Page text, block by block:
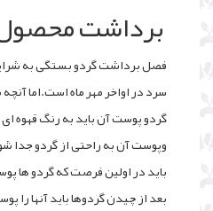
برداشت
فصل برداشت گردو بستگی به
سرد در اواخر مهر ماه است.اما
گردو پوست آن باید به رنگ قهوه
وپوست آن به راحتی از گردو
باید در اولین فرصت که گردو ها
بعد از چیدن گردوها باید آنها را